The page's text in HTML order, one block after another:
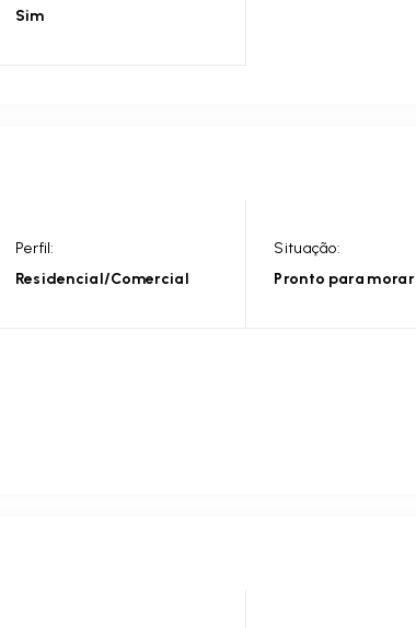
Sim
Perfil:
Residencial/Comercial
Situação:
Pronto para morar